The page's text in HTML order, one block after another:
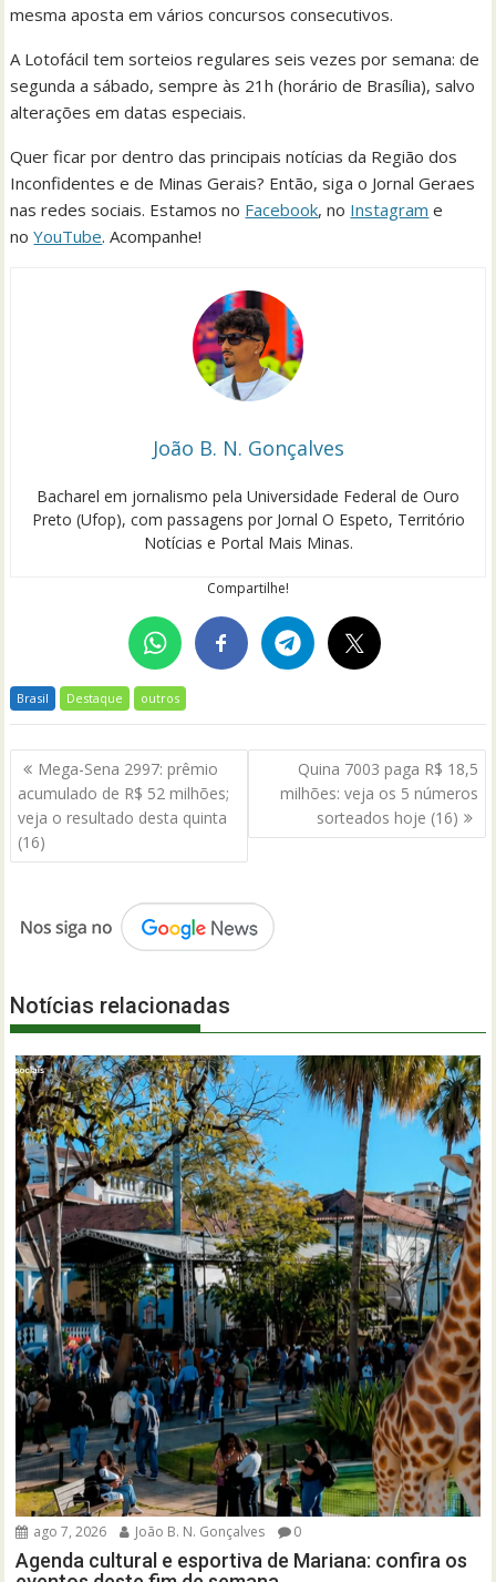
mesma aposta em vários concursos consecutivos.
A Lotofácil tem sorteios regulares seis vezes por semana: de
segunda a sábado, sempre às 21h (horário de Brasília), salvo
alterações em datas especiais.
Quer ficar por dentro das principais notícias da Região dos
Inconfidentes e de Minas Gerais? Então, siga o Jornal Geraes
nas redes sociais. Estamos no Facebook, no Instagram e
noYouTube. Acompanhe!
João B. N. Gonçalves
Bacharel em jornalismo pela Universidade Federal de Ouro
Preto (Ufop), com passagens por Jornal O Espeto, Território
Notícias e Portal Mais Minas.
Compartilhe!
Brasil Destaque outros
Navegação
de
Post
Mega-Sena 2997: prêmio
acumulado de R$ 52 milhões;
veja o resultado desta quinta
(16)
Quina 7003 paga R$ 18,5
milhões: veja os 5 números
sorteados hoje (16)
Notícias relacionadas
ago 7, 2026 João B. N. Gonçalves 0
Agenda cultural e esportiva de Mariana: confira os